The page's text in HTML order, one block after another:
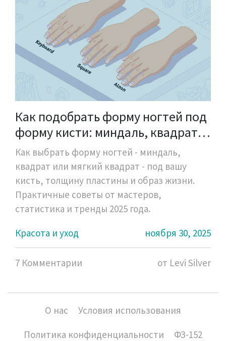
Как подобрать форму ногтей под
форму кисти: миндаль, квадрат,
мягкий квадрат
Как выбрать форму ногтей - миндаль,
квадрат или мягкий квадрат - под вашу
кисть, толщину пластины и образ жизни.
Практичные советы от мастеров,
статистика и тренды 2025 года.
Красота и уход
ноября 30, 2025
7 Комментарии от Levi Silver
О нас
Условия использования
Политика конфиденциальности
ФЗ-152